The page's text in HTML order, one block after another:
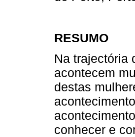
RESUMO
Na trajectória
acontecem
destas
conhecer e